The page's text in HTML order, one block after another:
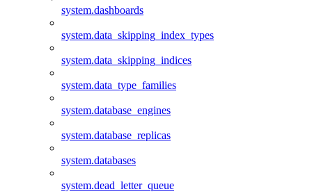
system.dashboards
system.data_skipping_index_types
system.data_skipping_indices
system.data_type_families
system.database_engines
system.database_replicas
system.databases
system.dead_letter_queue